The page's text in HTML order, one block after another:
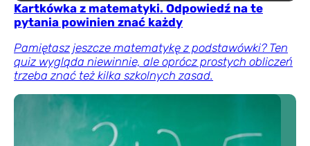
Kartkówka z matematyki. Odpowiedź na te
pytania powinien znać każdy
Pamiętasz jeszcze matematykę z podstawówki? Ten
quiz wygląda niewinnie, ale oprócz prostych obliczeń
trzeba znać też kilka szkolnych zasad.